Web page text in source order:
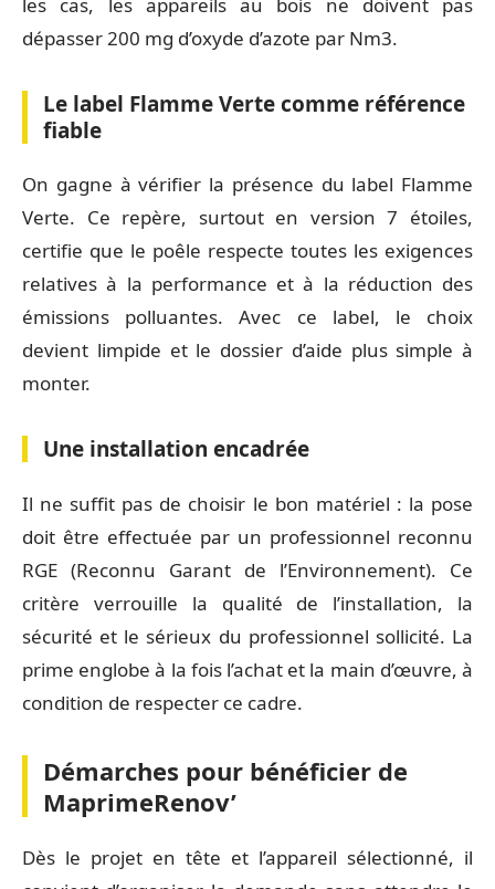
dépasser 200 mg d’oxyde d’azote par Nm3.
Le label Flamme Verte comme référence
fiable
On gagne à vérifier la présence du label Flamme
Verte. Ce repère, surtout en version 7 étoiles,
certifie que le poêle respecte toutes les exigences
relatives à la performance et à la réduction des
émissions polluantes. Avec ce label, le choix
devient limpide et le dossier d’aide plus simple à
monter.
Une installation encadrée
Il ne suffit pas de choisir le bon matériel : la pose
doit être effectuée par un professionnel reconnu
RGE (Reconnu Garant de l’Environnement). Ce
critère verrouille la qualité de l’installation, la
sécurité et le sérieux du professionnel sollicité. La
prime englobe à la fois l’achat et la main d’œuvre, à
condition de respecter ce cadre.
Démarches pour bénéficier de
MaprimeRenov’
Dès le projet en tête et l’appareil sélectionné, il